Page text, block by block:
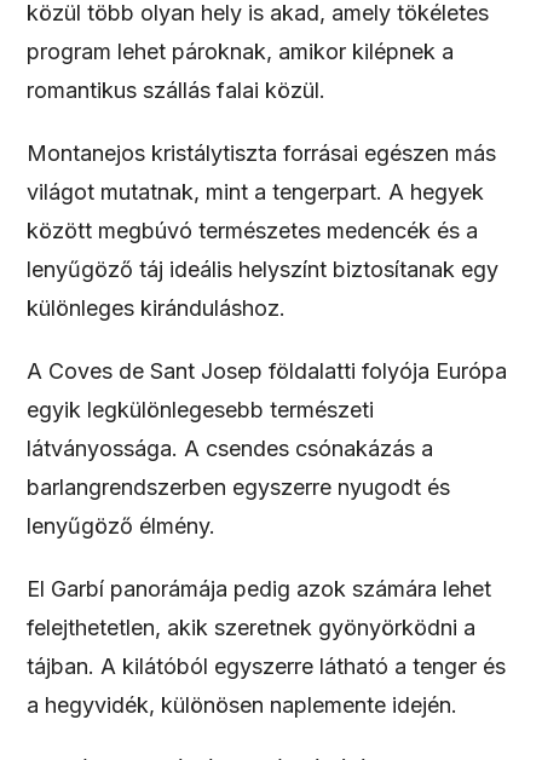
közül több olyan hely is akad, amely tökéletes
program lehet pároknak, amikor kilépnek a
romantikus szállás falai közül.
Montanejos kristálytiszta forrásai egészen más
világot mutatnak, mint a tengerpart. A hegyek
között megbúvó természetes medencék és a
lenyűgöző táj ideális helyszínt biztosítanak egy
különleges kiránduláshoz.
A Coves de Sant Josep földalatti folyója Európa
egyik legkülönlegesebb természeti
látványossága. A csendes csónakázás a
barlangrendszerben egyszerre nyugodt és
lenyűgöző élmény.
El Garbí panorámája pedig azok számára lehet
felejthetetlen, akik szeretnek gyönyörködni a
tájban. A kilátóból egyszerre látható a tenger és
a hegyvidék, különösen naplemente idején.